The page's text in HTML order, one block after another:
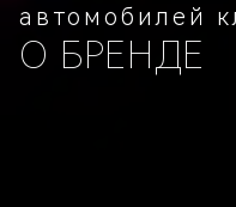
О БРЕНДЕ
автомобилей